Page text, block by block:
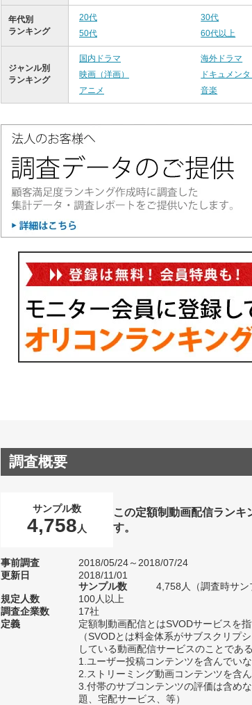
年代別
ランキング
20代 30代
50代
60代以上
ジャンル別
ランキング
国内ドラマ 海外ドラマ
映画（洋画）
ドキュメン
アニメ
音楽
調査概要
サンプル数
4,758 人
この定額制動画配信ランキ
す。
事前調査
2018/05/24～2018/07/24
更新日
2018/11/01
サンプル数
4,758人（調査時サン
規定人数
100人以上
調査企業数
17社
定義
定額制動画配信とはSVODサービスを指
（SVODとは料金体系がサブスクリプ
している動画配信サービスのことである
1.ユーザー投稿コンテンツを含んでいな
2.ストリーミング動画コンテンツを含ん
3.付帯のサブコンテンツの評価は含め
題、宅配サービス、等）